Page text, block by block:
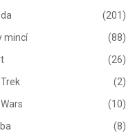
(201)
(88)
mincí
(26)
(2)
(10)
(8)